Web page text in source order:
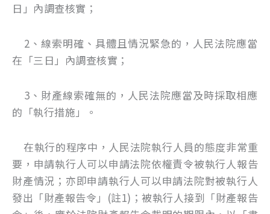
日」內調查核實；
2、線索明確、具體且情況緊急的，人民法院應當
在「三日」內調查核實；
3、財產線索確無的，人民法院應當及時採取相應
的「執行措施」。
在執行的程序中，人民法院執行人員的態度非常重
要，申請執行人可以申請法院依權責令被執行人報告
財產情況；亦即申請執行人可以申請法院對被執行人
發出「財產報告令」(註1)；被執行人接到「財產報告